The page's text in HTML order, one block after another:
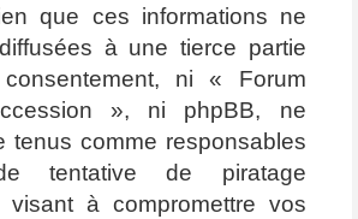
que ces informations ne
à une tierce partie
ni « Forum
», ni phpBB, ne
tenus comme responsables
tentative de piratage
visant à compromettre vos